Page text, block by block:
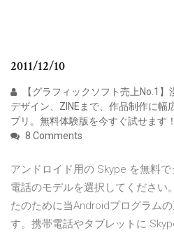
2011/12/10
【グラフィックソフト売上No.1
デザイン、ZINEまで、作品制作に幅
プリ。無料体験版を今すぐ試せます！
8 Comments
アンドロイド用の Skype を無料
電話のモデルを選択してください
たのために当Androidプログラム
す。携帯電話やタブレットに